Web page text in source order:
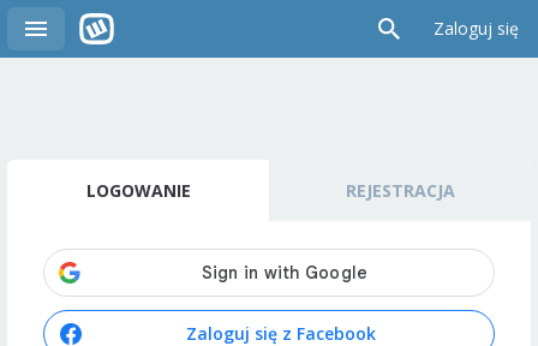
Zaloguj się
LOGOWANIE REJESTRACJA
Zaloguj się z Facebook